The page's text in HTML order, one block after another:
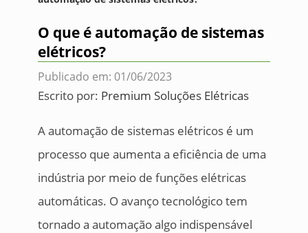
O que é automação de sistemas
elétricos?
Publicado em: 01/06/2023
Escrito por: Premium Soluções Elétricas
A automação de sistemas elétricos é um
processo que aumenta a eficiência de uma
indústria por meio de funções elétricas
automáticas. O avanço tecnológico tem
tornado a automação algo indispensável